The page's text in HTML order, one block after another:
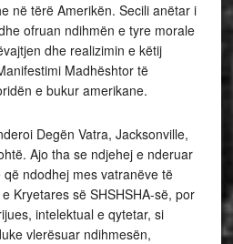
në tërë Amerikën. Secili anëtar i
ofruan ndihmën e tyre morale
dhe realizimin e këtij
Madhështor të
e bukur amerikane.
Degën Vatra, Jacksonville,
Ajo tha se ndjehej e nderuar
ndodhej mes vatranëve të
Kryetares së SHSHSHA-së, por
intelektual e qytetar, si
vlerësuar ndihmesën,